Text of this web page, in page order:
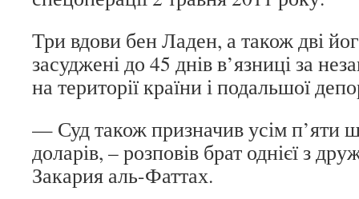
Три вдови бен Ладен, а також дві
засуджені до 45 днів в’язниці за
на території країни і подальшої
— Суд також призначив усім п’яти
доларів, – розповів брат однієї з
Закария аль-Фаттах.